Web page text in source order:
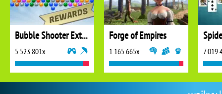
Bubble Shooter Extreme
5 523 801x
Forge of Empires
1 165 665x 7 019